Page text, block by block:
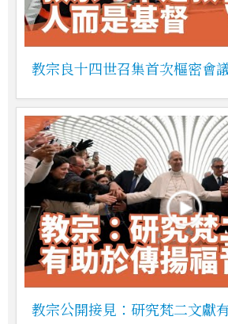
教宗良十四世召集首次樞密會
教宗公開接見：研究梵二文獻